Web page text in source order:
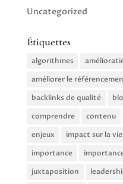
Uncategorized
Étiquettes
algorithmes
améliorer le
backlinks de qualité
comprendre
contenu
enjeux
impact sur la
importance
juxtaposition